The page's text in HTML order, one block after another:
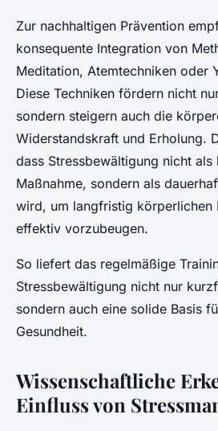
Zur nachhaltigen Prävention
konsequente Integration von
Meditation, Atemtechniken oder
Diese Techniken fördern nicht
sondern steigern auch die
Widerstandskraft und Erholung.
dass Stressbewältigung nicht
Maßnahme, sondern als
wird, um langfristig körperlichen
effektiv vorzubeugen.
So liefert das regelmäßige
Stressbewältigung nicht nur
sondern auch eine solide Basis
Gesundheit.
Wissenschaftliche
Einfluss von